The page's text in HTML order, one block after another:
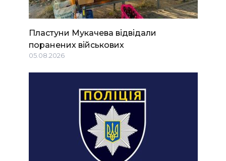
Пластуни Мукачева відвідали
поранених військових
05.08.2026